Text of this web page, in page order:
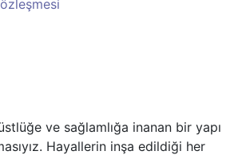
ve sağlamlığa inanan bir yapı
Hayallerin inşa edildiği her